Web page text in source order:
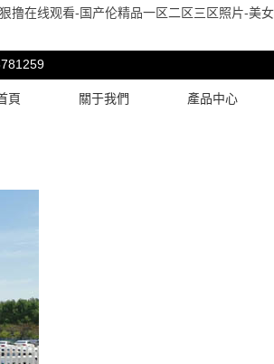
在线观看-国产伦精品一区二区三区照片-
頁 關于我們 產品中心